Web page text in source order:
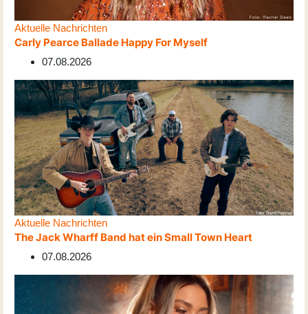
Aktuelle Nachrichten
Carly Pearce Ballade Happy For Myself
07.08.2026
Aktuelle Nachrichten
The Jack Wharff Band hat ein Small Town Heart
07.08.2026